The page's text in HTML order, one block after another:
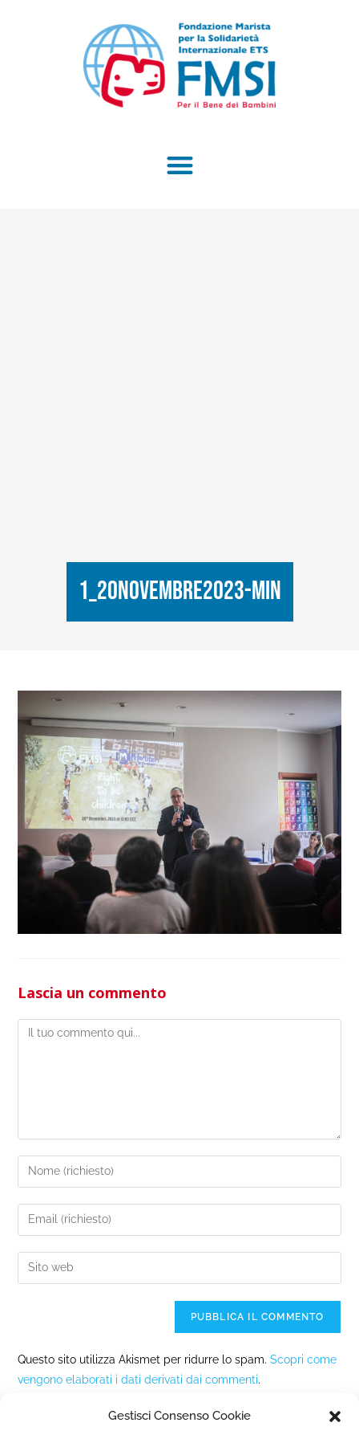
Gestisci Consenso Cookie
1_20novembre2023-min
Lascia un commento
Questo sito utilizza Akismet per ridurre lo spam.Scopri come
vengono elaborati i dati derivati dai commenti.